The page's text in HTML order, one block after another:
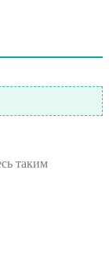
таким